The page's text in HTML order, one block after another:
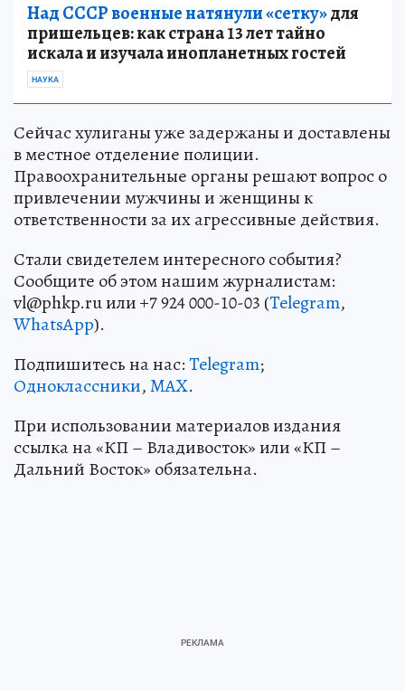
Над СССР военные натянули «сетку»для
пришельцев: как страна 13 лет тайно
искала и изучала инопланетных гостей
НАУКА
Сейчас хулиганы уже задержаны и доставлены
в местное отделение полиции.
Правоохранительные органы решают вопрос о
привлечении мужчины и женщины к
ответственности за их агрессивные действия.
Стали свидетелем интересного события?
Сообщите об этом нашим журналистам:
vl@phkp.ru или +7 924 000-10-03 (Telegram,
WhatsApp).
Подпишитесь на нас:Telegram;
Одноклассники,MAX.
При использовании материалов издания
ссылка на «КП – Владивосток» или «КП –
Дальний Восток» обязательна.